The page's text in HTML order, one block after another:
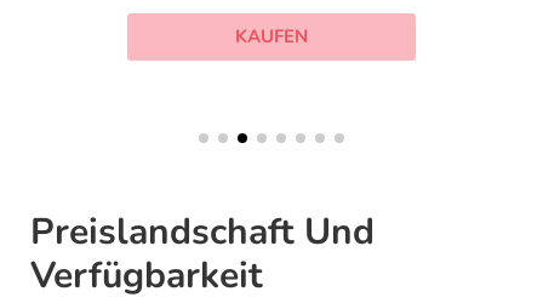
KAUFEN
Preislandschaft Und
Verfügbarkeit